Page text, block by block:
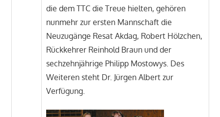
die dem TTC die Treue hielten, gehören
nunmehr zur ersten Mannschaft die
Neuzugänge Resat Akdag, Robert Hölzchen,
Rückkehrer Reinhold Braun und der
sechzehnjährige Philipp Mostowys. Des
Weiteren steht Dr. Jürgen Albert zur
Verfügung.